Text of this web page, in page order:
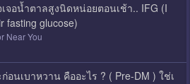
เจอน้ำตาลสูงนิดหน่อยตอนเช้า.. IFG (I
fasting glucose)
Near You
อนเบาหวาน คืออะไร ? ( Pre-DM ) ใช่เ